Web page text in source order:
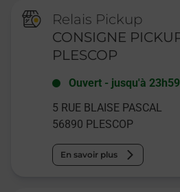
Relais Pickup
CONSIGNE
PLESCOP
Ouvert - jusqu'à 23h59
5 RUE BLAISE PASCAL
56890 PLESCOP
En savoir plus